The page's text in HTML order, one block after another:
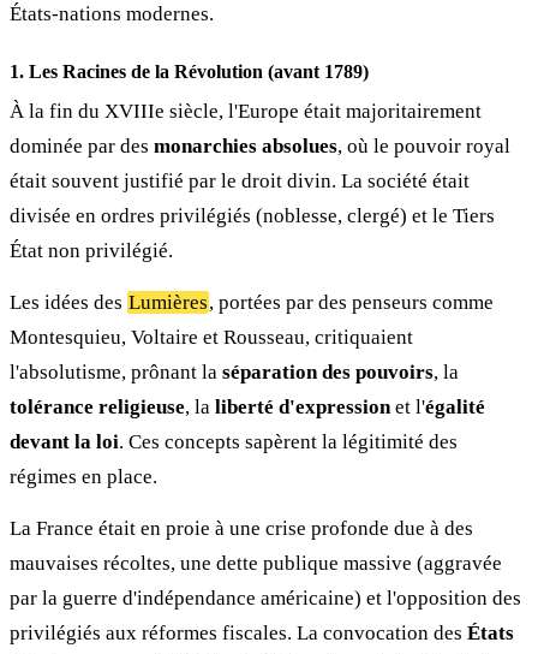
États-nations modernes.
1. Les Racines de la Révolution (avant 1789)
À la fin du XVIIIe siècle, l'Europe était majoritairement
dominée par des monarchies absolues, où le pouvoir royal
était souvent justifié par le droit divin. La société était
divisée en ordres privilégiés (noblesse, clergé) et le Tiers
État non privilégié.
Les idées des Lumières, portées par des penseurs comme
Montesquieu, Voltaire et Rousseau, critiquaient
l'absolutisme, prônant la séparation des pouvoirs, la
tolérance religieuse, la liberté d'expression et l'égalité
devant la loi. Ces concepts sapèrent la légitimité des
régimes en place.
La France était en proie à une crise profonde due à des
mauvaises récoltes, une dette publique massive (aggravée
par la guerre d'indépendance américaine) et l'opposition des
privilégiés aux réformes fiscales. La convocation des États